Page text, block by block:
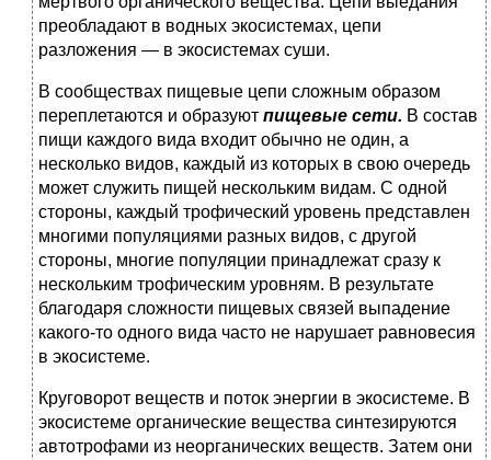
пре­обладают в водных экосистемах, цепи
разложения — в экоси­стемах суши.
В сообществах пищевые цепи сложным образом
перепле­таются и образуют пищевые сети. В состав
пищи каждого вида входит обычно не один, а
несколько видов, каждый из кото­рых в свою очередь
может служить пищей нескольким видам. С одной
стороны, каждый трофический уровень представлен
многими популяциями разных видов, с другой
стороны, мно­гие популяции принадлежат сразу к
нескольким трофическим уровням. В результате
благодаря сложности пищевых связей выпадение
какого-то одного вида часто не нарушает равнове­сия
в экосистеме.
Круговорот веществ и поток энергии в экосистеме. В
экосис­теме органические вещества синтезируются
автотрофами из неорганических веществ. Затем они